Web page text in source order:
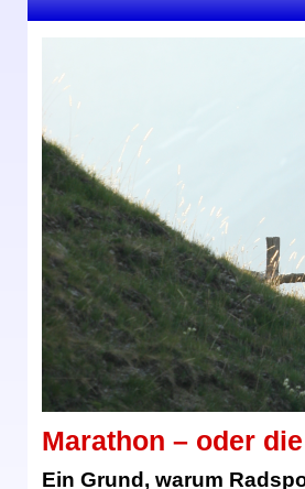
Marathon – oder
Ein Grund, warum